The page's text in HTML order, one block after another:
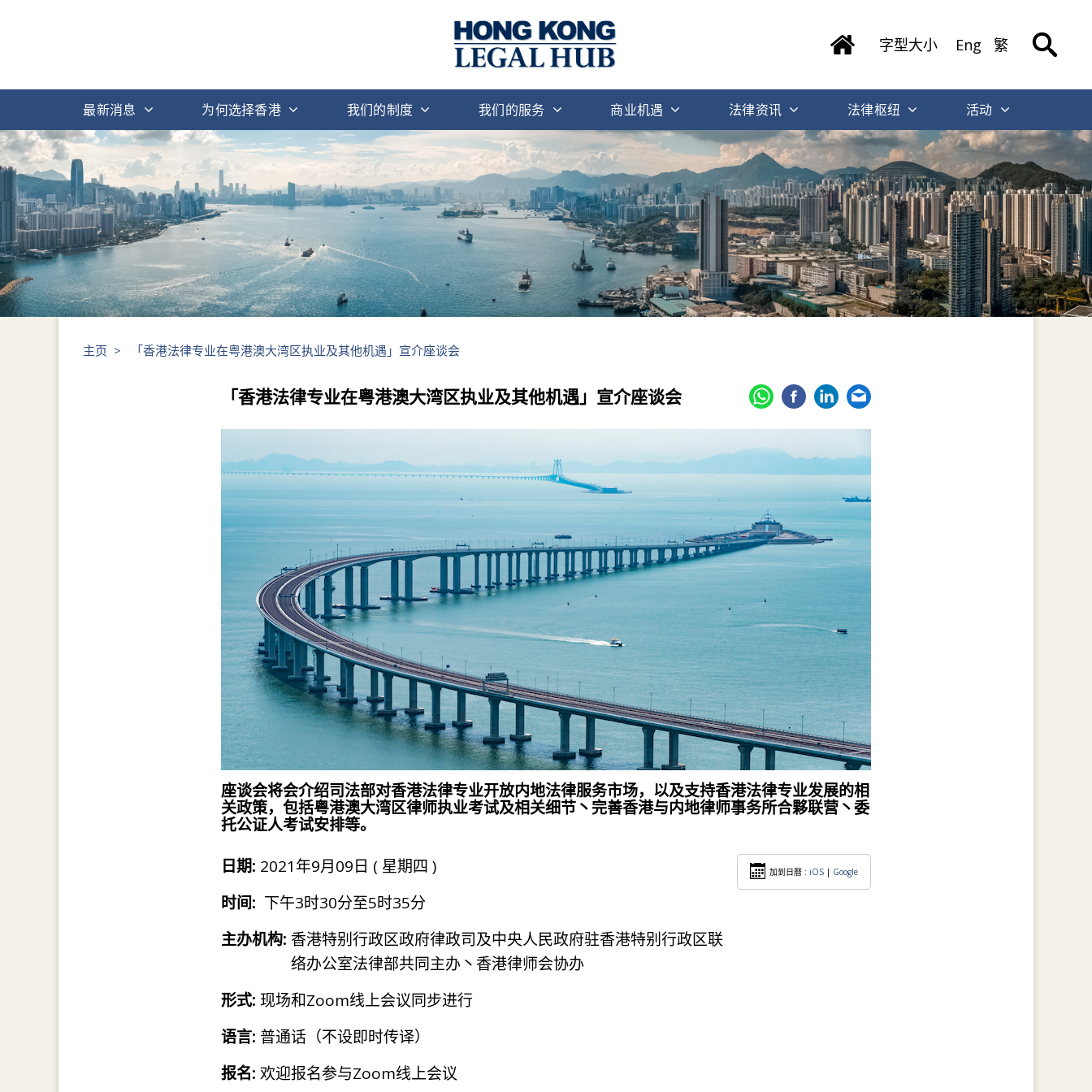
字型大小 Eng 繁
最新消息 为何选择香港 我们的制度 我们的服务 商业机遇 法律资讯 法律枢纽 活动
主页 > 「香港法律专业在粤港澳大湾区执业及其他机遇」宣介座谈会
「香港法律专业在粤港澳大湾区执业及其他机遇」宣介座谈会
座谈会将会介绍司法部对香港法律专业开放内地法律服务市场，以及支持香港法律专业发展的相
关政策，包括粤港澳大湾区律师执业考试及相关细节丶完善香港与内地律师事务所合夥联营丶委
托公证人考试安排等。
日期: 2021年9月09日 ( 星期四 )
时间: 下午3时30分至5时35分
主办机构: 香港特别行政区政府律政司及中央人民政府驻香港特别行政区联
络办公室法律部共同主办丶香港律师会协办
形式: 现场和Zoom线上会议同步进行
语言: 普通话（不设即时传译）
报名: 欢迎报名参与Zoom线上会议
加到日暦 : iOS | Google